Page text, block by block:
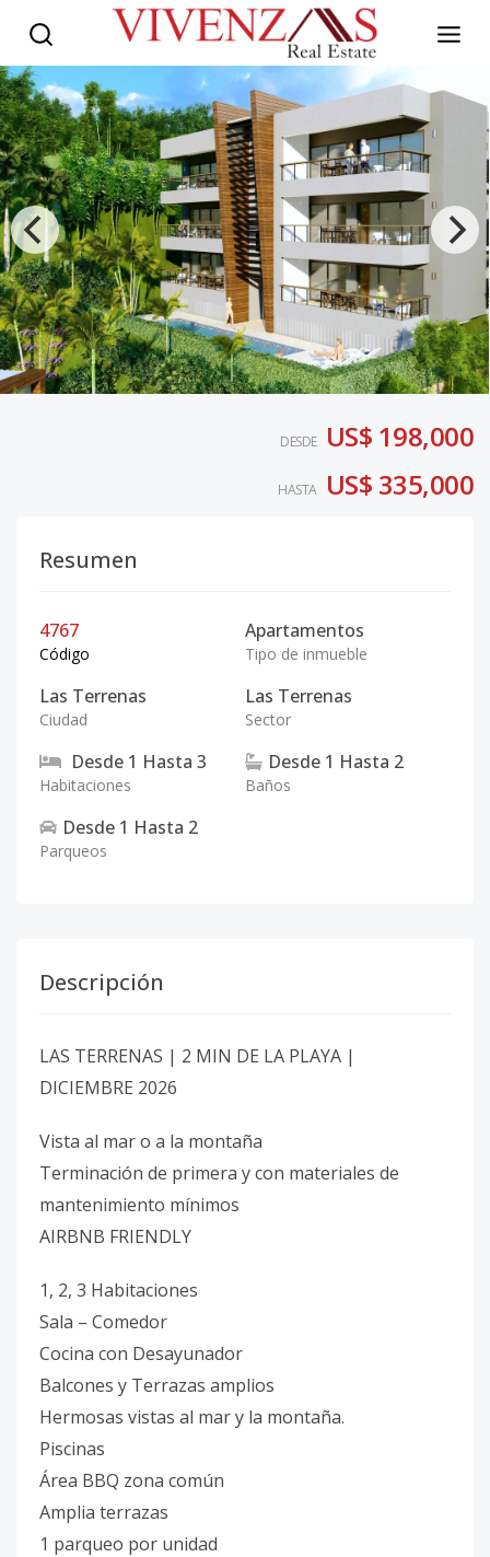
DESDE US$ 198,000
HASTA US$ 335,000
Resumen
4767
Código
Apartamentos
Tipo de inmueble
Las Terrenas
Ciudad
Las Terrenas
Sector
Desde 1 Hasta 3
Habitaciones
Desde 1 Hasta 2
Baños
Desde 1 Hasta 2
Parqueos
Descripción
LAS TERRENAS | 2 MIN DE LA PLAYA |
DICIEMBRE 2026
Vista al mar o a la montaña
Terminación de primera y con materiales de
mantenimiento mínimos
AIRBNB FRIENDLY
1, 2, 3 Habitaciones
Sala – Comedor
Cocina con Desayunador
Balcones y Terrazas amplios
Hermosas vistas al mar y la montaña.
Piscinas
Área BBQ zona común
Amplia terrazas
1 parqueo por unidad